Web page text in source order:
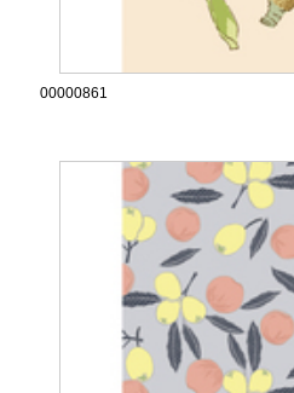
00000861